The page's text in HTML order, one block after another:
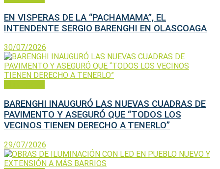
EN VISPERAS DE LA “PACHAMAMA”, EL
INTENDENTE SERGIO BARENGHI EN OLASCOAGA
30/07/2026
BARENGHI INAUGURÓ LAS NUEVAS CUADRAS DE
PAVIMENTO Y ASEGURÓ QUE “TODOS LOS
VECINOS TIENEN DERECHO A TENERLO”
29/07/2026